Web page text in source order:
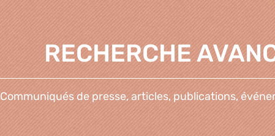
RECHERCHE
Communiqués de presse, articles, publications,